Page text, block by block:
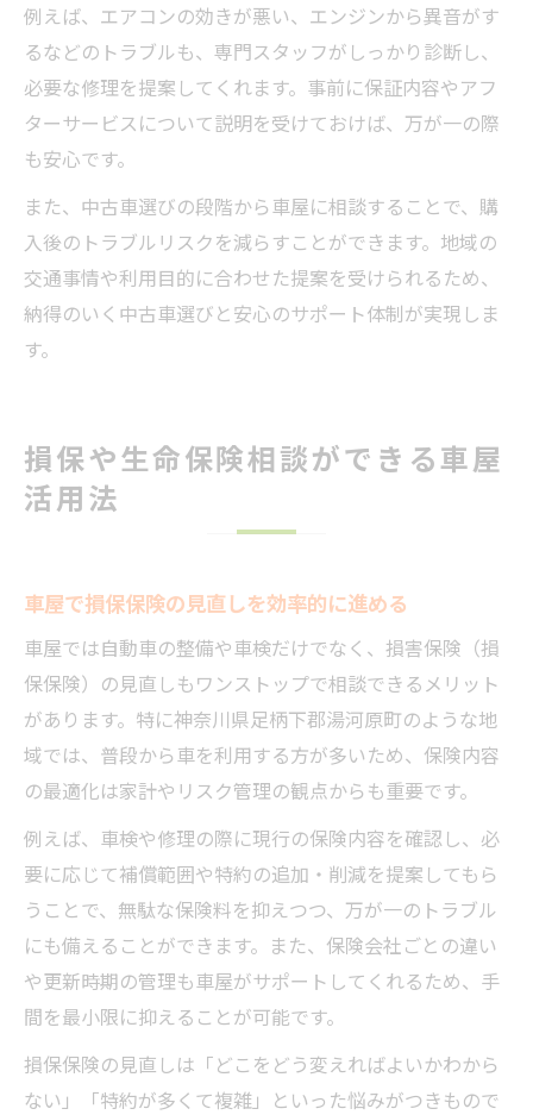
例えば、エアコンの効きが悪い、エンジンから異音がす
るなどのトラブルも、専門スタッフがしっかり診断し、
必要な修理を提案してくれます。事前に保証内容やアフ
ターサービスについて説明を受けておけば、万が一の際
も安心です。
また、中古車選びの段階から車屋に相談することで、購
入後のトラブルリスクを減らすことができます。地域の
交通事情や利用目的に合わせた提案を受けられるため、
納得のいく中古車選びと安心のサポート体制が実現しま
す。
損保や生命保険相談ができる車屋
活用法
車屋で損保保険の見直しを効率的に進める
車屋では自動車の整備や車検だけでなく、損害保険（損
保保険）の見直しもワンストップで相談できるメリット
があります。特に神奈川県足柄下郡湯河原町のような地
域では、普段から車を利用する方が多いため、保険内容
の最適化は家計やリスク管理の観点からも重要です。
例えば、車検や修理の際に現行の保険内容を確認し、必
要に応じて補償範囲や特約の追加・削減を提案してもら
うことで、無駄な保険料を抑えつつ、万が一のトラブル
にも備えることができます。また、保険会社ごとの違い
や更新時期の管理も車屋がサポートしてくれるため、手
間を最小限に抑えることが可能です。
損保保険の見直しは「どこをどう変えればよいかわから
ない」「特約が多くて複雑」といった悩みがつきもので